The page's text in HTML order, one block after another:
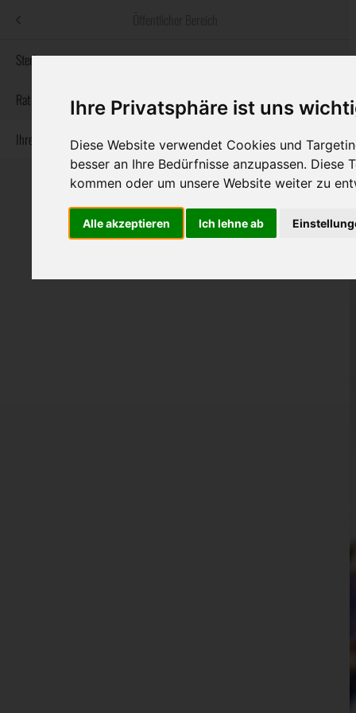
Ihre Privatsphäre ist uns
Diese Website verwendet Cookies und
besser an Ihre Bedürfnisse anzupassen. Diese
kommen oder um unsere Website weiter zu
Alle akzeptieren Ich lehne ab
bestatter.at
Informationswebsite der österreichischen Bestatter
Navigation
überspringen
Sterbeanzeigen Rat & Hilfe im Trauerfall Ihre Bestatter
Bundesland
Sterbeanzeigen
Rat & Hilfe im Trauerfall
Ihre Bestatter